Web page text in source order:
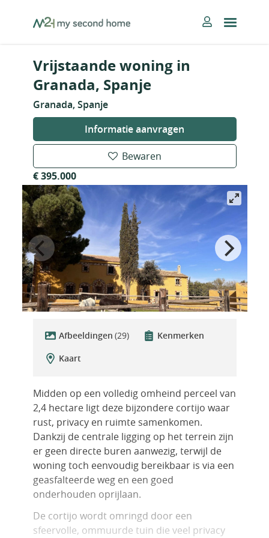
MySecondHome
Vrijstaande woning in
Granada, Spanje
Granada, Spanje
Informatie aanvragen
Bewaren
€ 395.000
Afbeeldingen (29)
Kenmerken
Kaart
Midden op een volledig omheind perceel van
2,4 hectare ligt deze bijzondere cortijo waar
rust, privacy en ruimte samenkomen.
Dankzij de centrale ligging op het terrein zijn
er geen directe buren aanwezig, terwijl de
woning toch eenvoudig bereikbaar is via een
geasfalteerde weg en een goed
onderhouden oprijlaan.
De cortijo wordt omringd door een
sfeervolle, ommuurde tuin die veel privacy